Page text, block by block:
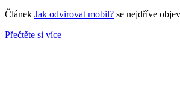
Článek Jak odvirovat mobil? se nejdříve
Přečtěte si více